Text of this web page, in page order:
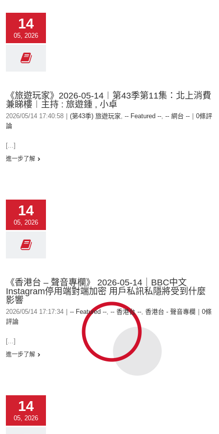
14
05, 2026
《旅遊玩家》2026-05-14︱第43季第11集：北上消費
兼睇樓︱主持 : 旅遊鍾 , 小卓
2026/05/14 17:40:58 (第43季) 旅遊玩家, -- Featured --, -- 網台 --
0條評
論
[...]
進一步了解
14
05, 2026
《香港台 – 聲音專欄》 2026-05-14｜BBC中文
Instagram停用端對端加密 用戶私訊私隱將受到什麼
影響
2026/05/14 17:17:34 -- Featured --, -- 香港台 --, 香港台 - 聲音專欄
0條
評論
[...]
進一步了解
14
05, 2026